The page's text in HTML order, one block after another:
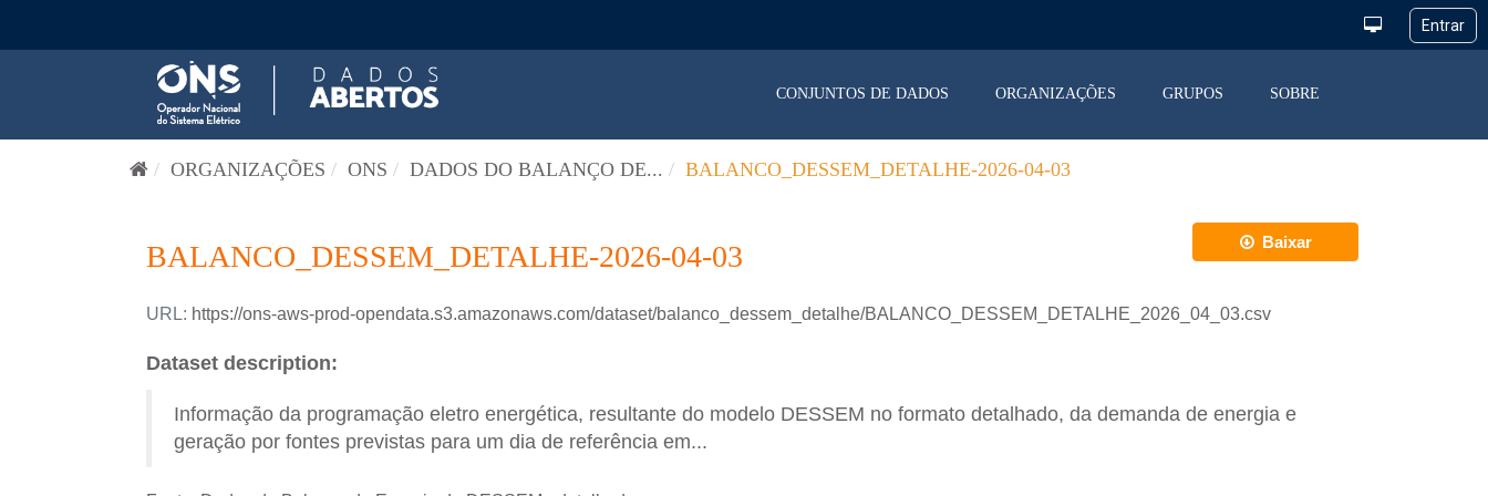
CONJUNTOS DE DADOS ORGANIZAÇÕES GRUPOS SOBRE
ORGANIZAÇÕES ONS DADOS DO BALANÇO DE... BALANCO_DESSEM_DETALHE-2026-04-03
Baixar
BALANCO_DESSEM_DETALHE-2026-04-03
URL: https://ons-aws-prod-opendata.s3.amazonaws.com/dataset/balanco_dessem_detalhe/BALANCO_DESSEM_DETALHE_2026_04_03.csv
Dataset description:
Informação da programação eletro energética, resultante do modelo DESSEM no formato detalhado, da demanda de energia e
geração por fontes previstas para um dia de referência em...